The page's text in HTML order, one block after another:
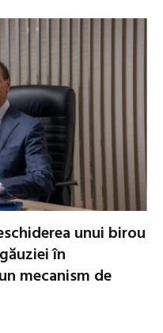
unui birou
în
mecanism de